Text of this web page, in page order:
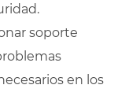
soporte
en los